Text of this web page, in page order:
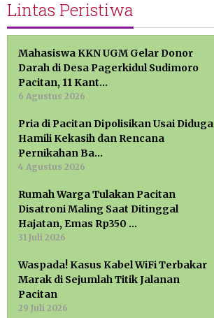
Lintas Peristiwa
Mahasiswa KKN UGM Gelar Donor
Darah di Desa Pagerkidul Sudimoro
Pacitan, 11 Kant…
6 Agustus 2026
Pria di Pacitan Dipolisikan Usai Diduga
Hamili Kekasih dan Rencana
Pernikahan Ba…
4 Agustus 2026
Rumah Warga Tulakan Pacitan
Disatroni Maling Saat Ditinggal
Hajatan, Emas Rp350 …
31 Juli 2026
Waspada! Kasus Kabel WiFi Terbakar
Marak di Sejumlah Titik Jalanan
Pacitan
29 Juli 2026